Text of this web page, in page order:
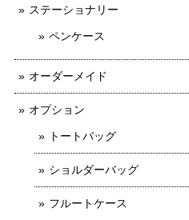
ステーショナリー
ペンケース
オーダーメイド
オプション
トートバッグ
ショルダーバッグ
フルートケース